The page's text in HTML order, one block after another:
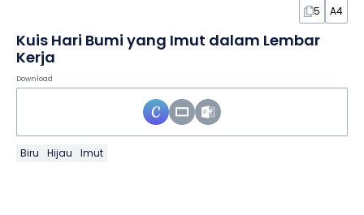
5 A4
Kuis Hari Bumi yang Imut dalam Lembar
Kerja
Download
Biru Hijau Imut